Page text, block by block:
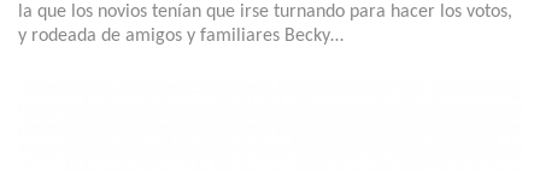
la que los novios tenían que irse turnando para hacer los votos,
y rodeada de amigos y familiares Becky…